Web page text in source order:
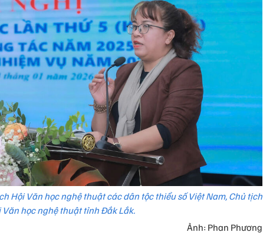
Hội Văn học nghệ thuật các dân tộc thiểu số Việt Nam, Chủ tịch
Văn học nghệ thuật tỉnh Đắk Lắk.
Ảnh: Phan Phương